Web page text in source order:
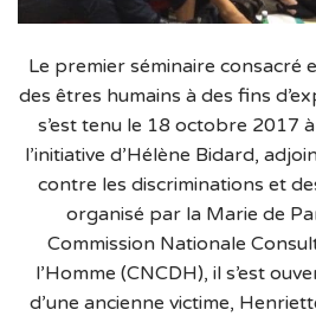
Le premier séminaire consacré
des êtres humains à des fins
s’est tenu le 18 octobre 2017
l’initiative d’Hélène Bidard,
contre les discriminations et
organisé par la Marie de
Commission Nationale
l’Homme (CNCDH), il s’est
d’une ancienne victime,